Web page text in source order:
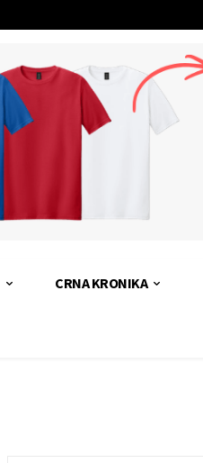
CRNA KRONIKA